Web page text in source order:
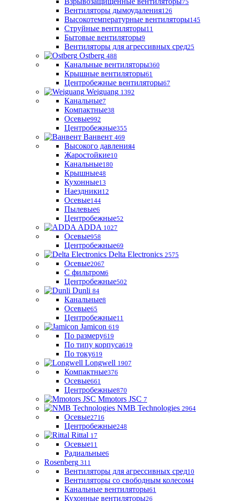
75
Вентиляторы дымоудаления126
Высокотемпературные вентиляторы145
Струйные вентиляторы11
Бытовые вентиляторы9
Вентиляторы для агрессивных сред25
Ostberg 488
Канальные вентиляторы360
Крышные вентиляторы61
Центробежные вентиляторы67
Weiguang 1392
Канальные7
Компактные38
Осевые992
Центробежные355
Ванвент 469
Высокого давления4
Жаростойкие10
Канальные180
Крышные48
Кухонные13
Наездники12
Осевые144
Пылевые6
Центробежные52
ADDA 1027
Осевые958
Центробежные69
Delta Electronics 2575
Осевые2067
С фильтром6
Центробежные502
Dunli 84
Канальные8
Осевые65
Центробежные11
Jamicon 619
По размеру619
По типу корпуса619
По току619
Longwell 1907
Компактные376
Осевые661
Центробежные870
Mmotors JSC 7
NMB Technologies 2964
Осевые2716
Центробежные248
Rittal 17
Осевые11
Радиальные6
Rosenberg 311
Вентиляторы для агрессивных сред10
Вентиляторы со свободным колесом4
Канальные вентиляторы61
Кухонные вентиляторы26